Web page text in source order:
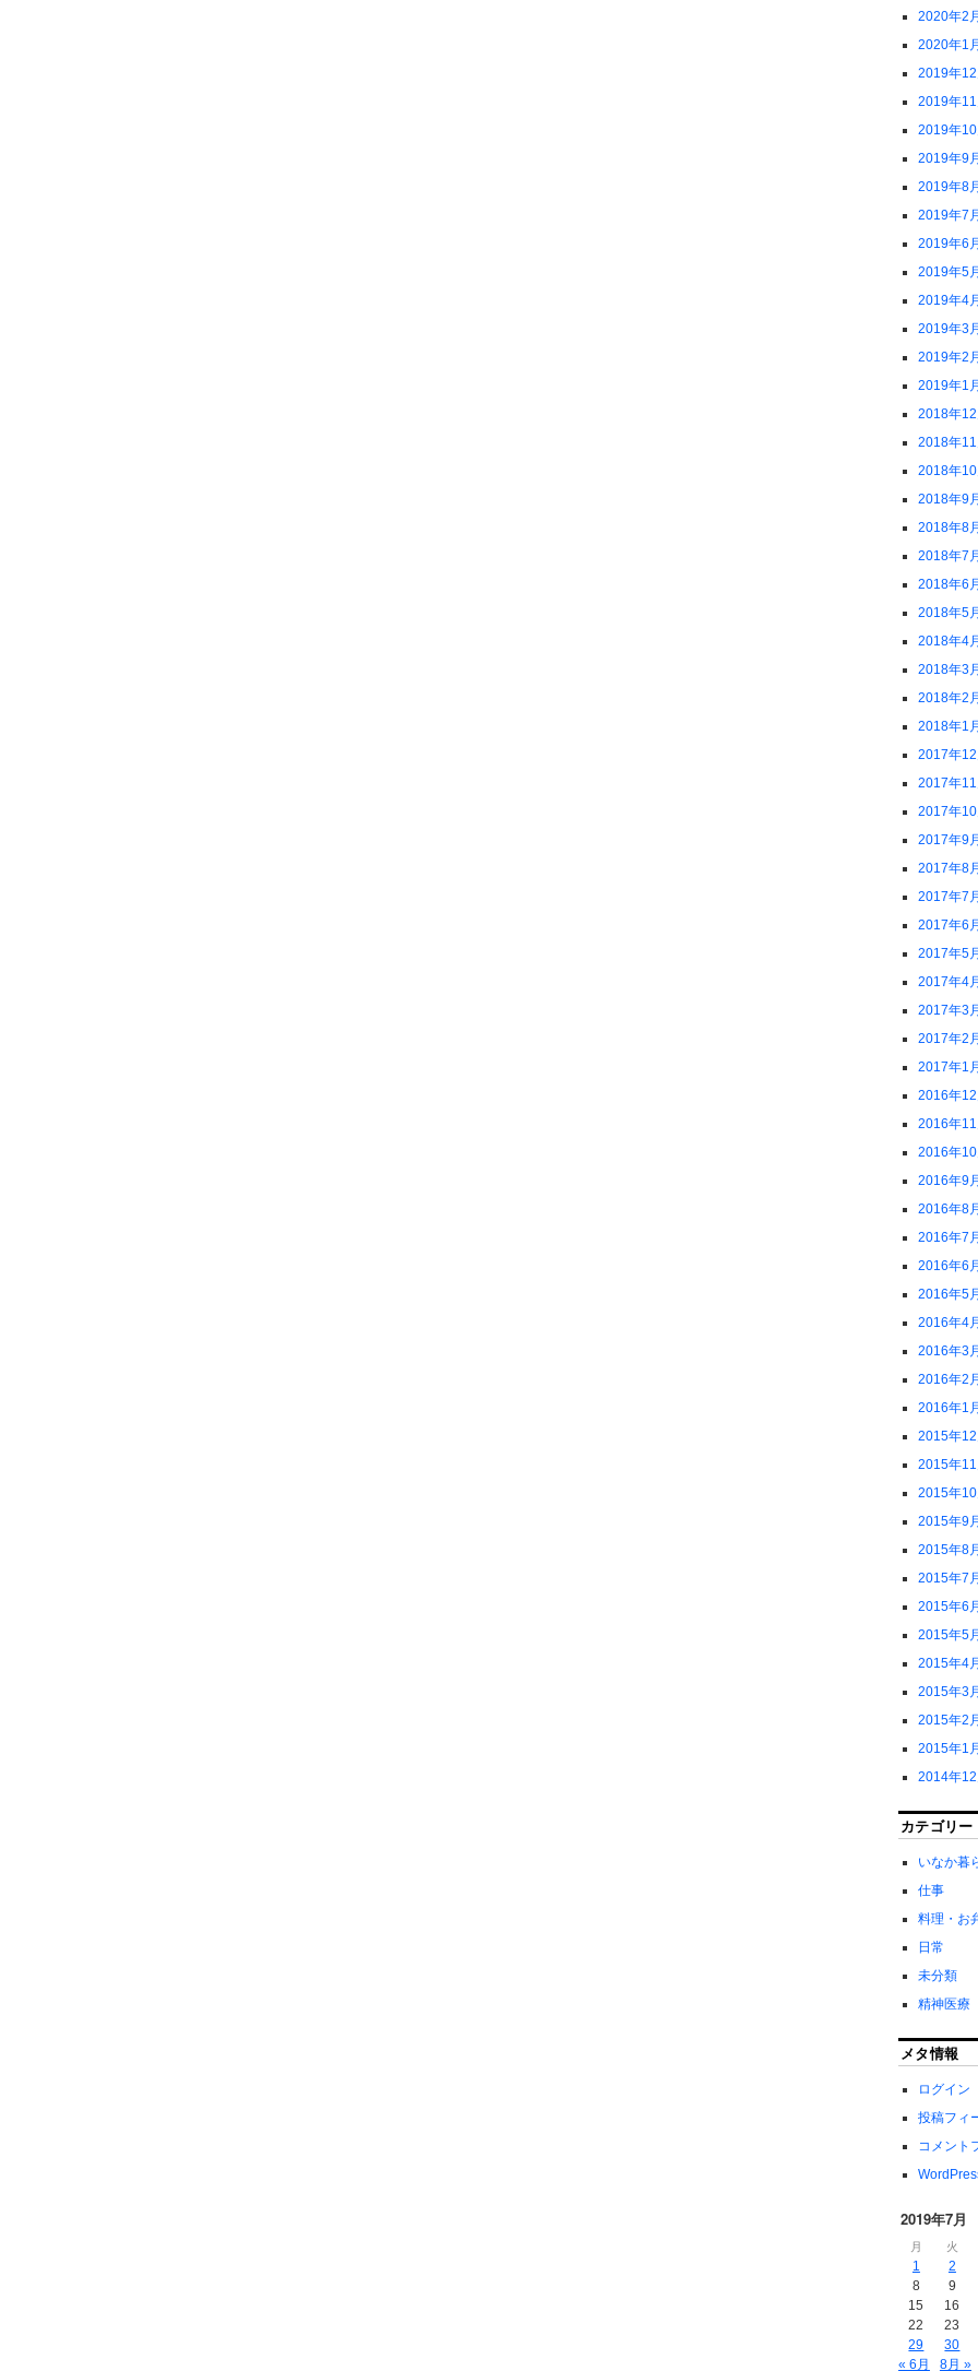
2020年2月
2020年1月
2019年12
2019年11
2019年10
2019年9月
2019年8月
2019年7月
2019年6月
2019年5月
2019年4月
2019年3月
2019年2月
2019年1月
2018年12
2018年11
2018年10
2018年9月
2018年8月
2018年7月
2018年6月
2018年5月
2018年4月
2018年3月
2018年2月
2018年1月
2017年12
2017年11
2017年10
2017年9月
2017年8月
2017年7月
2017年6月
2017年5月
2017年4月
2017年3月
2017年2月
2017年1月
2016年12
2016年11
2016年10
2016年9月
2016年8月
2016年7月
2016年6月
2016年5月
2016年4月
2016年3月
2016年2月
2016年1月
2015年12
2015年11
2015年10
2015年9月
2015年8月
2015年7月
2015年6月
2015年5月
2015年4月
2015年3月
2015年2月
2015年1月
2014年12
カテゴリー
いなか暮
仕事
料理・お
日常
未分類
精神医療
メタ情報
ログイン
投稿フィ
コメント
2019年7月
月 火
1 2
8
9
15
16
22
23
29
30
« 6月
8月 »